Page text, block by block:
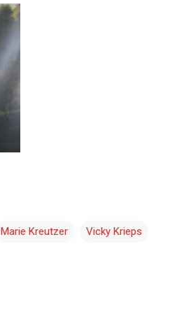
Marie Kreutzer Vicky Krieps